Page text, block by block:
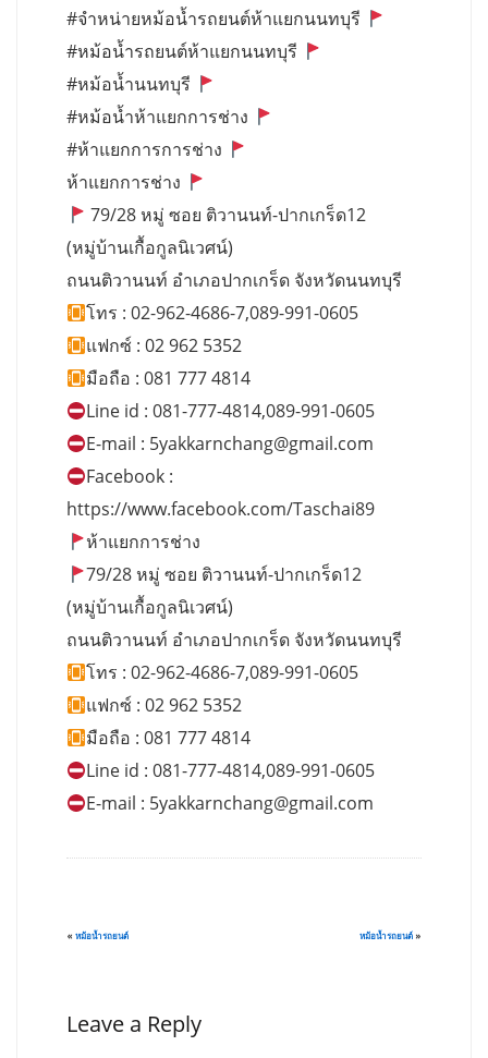
#จำหน่ายหม้อน้ำรถยนต์ห้าแยกนนทบุรี
#หม้อน้ำรถยนต์ห้าแยกนนทบุรี
#หม้อน้ำนนทบุรี
#หม้อน้ำห้าแยกการช่าง
#ห้าแยกการการช่าง
ห้าแยกการช่าง
79/28 หมู่ ซอย ติวานนท์-ปากเกร็ด12
(หมู่บ้านเกื้อกูลนิเวศน์)
ถนนติวานนท์ อำเภอปากเกร็ด จังหวัดนนทบุรี
โทร : 02-962-4686-7,089-991-0605
แฟกซ์ : 02 962 5352
มือถือ : 081 777 4814
Line id : 081-777-4814,089-991-0605
E-mail : 5yakkarnchang@gmail.com
Facebook :
https://www.facebook.com/Taschai89
ห้าแยกการช่าง
79/28 หมู่ ซอย ติวานนท์-ปากเกร็ด12
(หมู่บ้านเกื้อกูลนิเวศน์)
ถนนติวานนท์ อำเภอปากเกร็ด จังหวัดนนทบุรี
โทร : 02-962-4686-7,089-991-0605
แฟกซ์ : 02 962 5352
มือถือ : 081 777 4814
Line id : 081-777-4814,089-991-0605
E-mail : 5yakkarnchang@gmail.com
« หม้อน้ำรถยนต์ หม้อน้ำรถยนต์ »
Leave a Reply